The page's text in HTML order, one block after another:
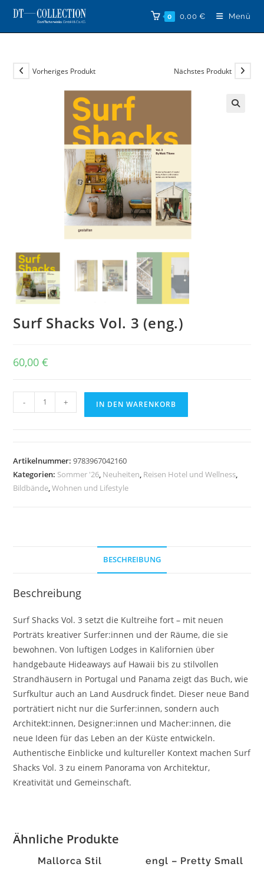
Zum
Inhalt
springen
0 0,00 € Menü
Vorheriges Produkt Nächstes Produkt
Surf Shacks Vol. 3 (eng.)
60,00€
Shacks
(eng.)
Menge
- + IN DEN WARENKORB
Artikelnummer:9783967042160
Kategorien: Sommer '26, Neuheiten, Reisen Hotel und Wellness,
Bildbände,Wohnen und Lifestyle
BESCHREIBUNG
Beschreibung
Surf Shacks Vol. 3 setzt die Kultreihe fort – mit neuen
Porträts kreativer Surfer:innen und der Räume, die sie
bewohnen. Von luftigen Lodges in Kalifornien über
handgebaute Hideaways auf Hawaii bis zu stilvollen
Strandhäusern in Portugal und Panama zeigt das Buch, wie
Surfkultur auch an Land Ausdruck findet. Dieser neue Band
porträtiert nicht nur die Surfer:innen, sondern auch
Architekt:innen, Designer:innen und Macher:innen, die
neue Ideen für das Leben an der Küste entwickeln.
Authentische Einblicke und kultureller Kontext machen Surf
Shacks Vol. 3 zu einem Panorama von Architektur,
Kreativität und Gemeinschaft.
Ähnliche Produkte
Mallorca Stil engl – Pretty Small